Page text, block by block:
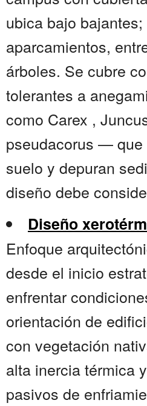
ubica bajo bajantes;
aparcamientos,
árboles. Se cubre
tolerantes a
como Carex ,
pseudacorus — que
suelo y depuran
diseño debe
Diseño
Enfoque
desde el inicio
enfrentar
orientación de
con vegetación
alta inercia térmica
pasivos de